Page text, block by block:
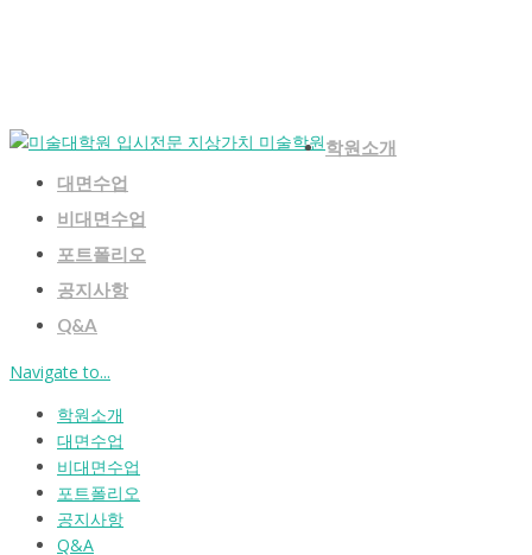
학원소개
대면수업
비대면수업
포트폴리오
공지사항
Q&A
Navigate to...
학원소개
대면수업
비대면수업
포트폴리오
공지사항
Q&A